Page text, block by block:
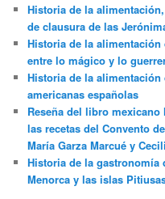
Historia de la
de clausura de las
Historia de la
entre lo mágico y lo
Historia de la
americanas españolas
Reseña del libro
las recetas del Convento
María Garza Marcué y
Historia de la gastronomía
Menorca y las islas